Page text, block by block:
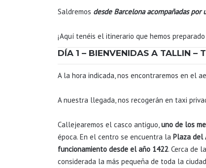
Saldremos desde Barcelona acompañadas por
¡Aquí tenéis el itinerario que hemos
DÍA 1 – BIENVENIDAS A TALLIN –
A la hora indicada, nos encontraremos en el
A nuestra llegada, nos recogerán en taxi
Callejearemos el casco antiguo,uno de los
época. En el centro se encuentra la Plaza del
funcionamiento desde el año 1422. Cerca de
considerada la más pequeña de toda la